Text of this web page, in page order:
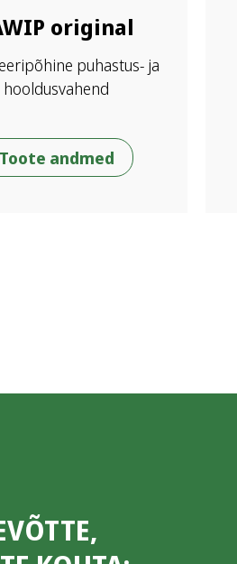
original
puhastus- ja
hooldusvahend
Toote andmed